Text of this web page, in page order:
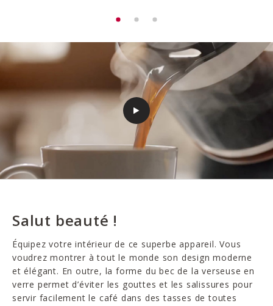
Salut beauté !
Équipez votre intérieur de ce superbe appareil. Vous
voudrez montrer à tout le monde son design moderne
et élégant. En outre, la forme du bec de la verseuse en
verre permet d’éviter les gouttes et les salissures pour
servir facilement le café dans des tasses de toutes